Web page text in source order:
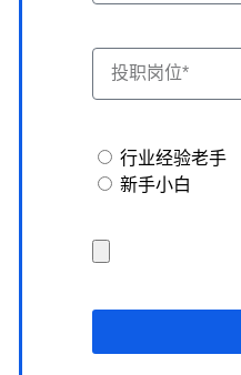
行业经验老手
新手小白